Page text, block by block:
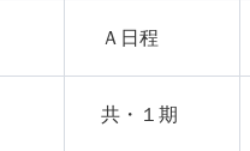
Ａ日程
共・１期